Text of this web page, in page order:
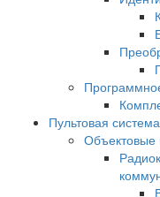
Пультовая
Объектовые